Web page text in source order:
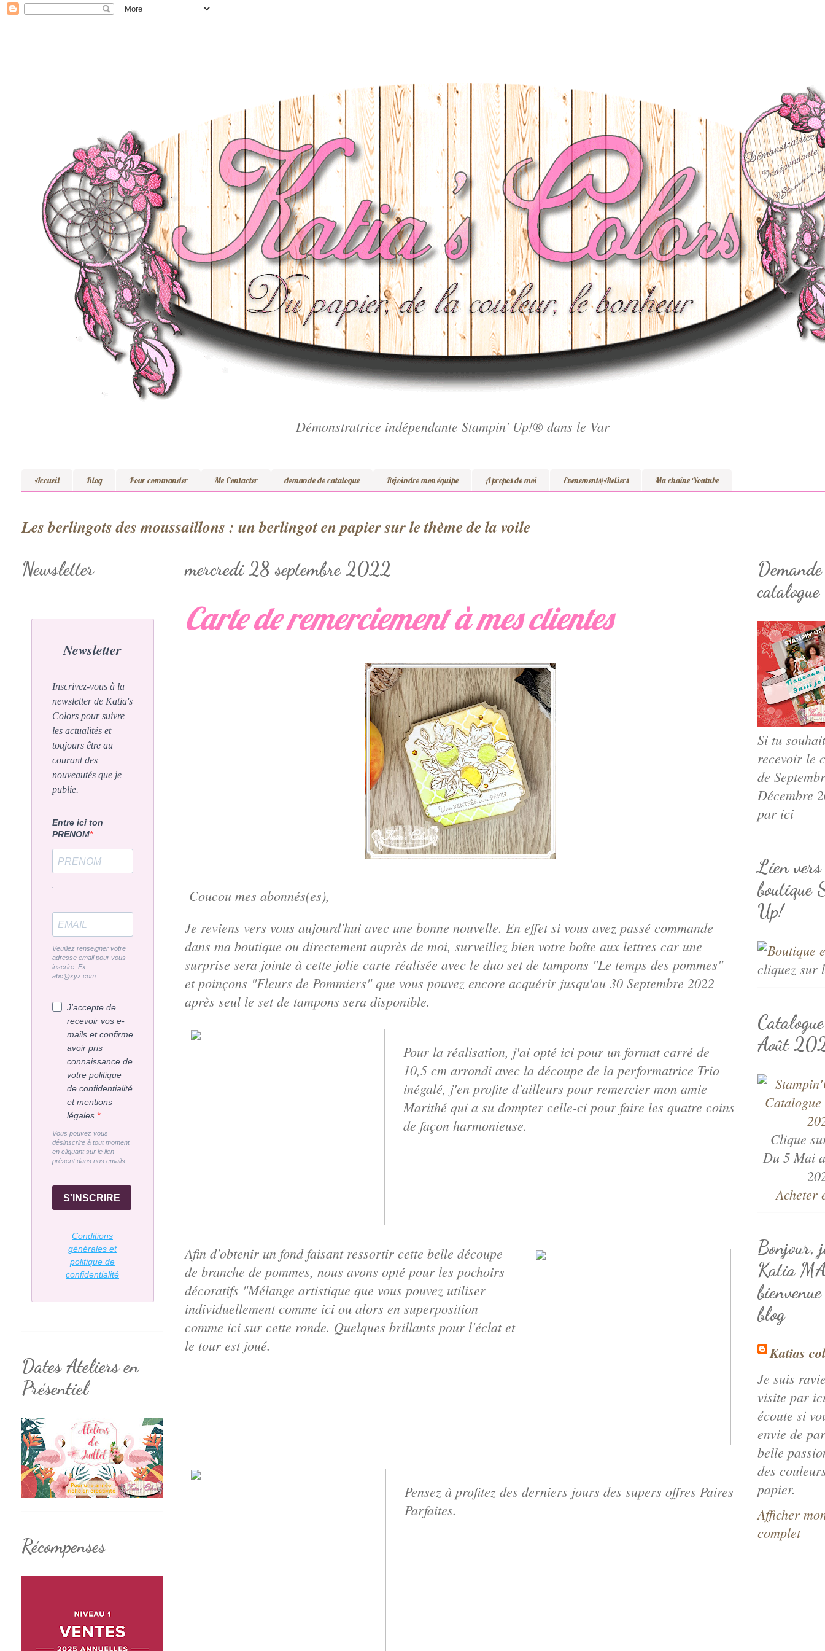
Démonstratrice indépendante Stampin' Up!® dans le Var
Accueil Blog Pour commander Me Contacter demande de catalogue Rejoindre mon équipe A propos de moi Evenements/Ateliers Ma chaîne Youtube
Les berlingots des moussaillons : un berlingot en papier sur le thème de la voile
mercredi 28 septembre 2022
Carte de remerciement à mes clientes
Coucou mes abonnés(es),
Je reviens vers vous aujourd'hui avec une bonne nouvelle. En effet si vous avez passé commande
dans ma boutique ou directement auprès de moi, surveillez bien votre boîte aux lettres car une
surprise sera jointe à cette jolie carte réalisée avec le duo set de tampons "Le temps des pommes"
et poinçons "Fleurs de Pommiers" que vous pouvez encore acquérir jusqu'au 30 Septembre 2022
après seul le set de tampons sera disponible.
Pour la réalisation, j'ai opté ici pour un format carré de
10,5 cm arrondi avec la découpe de la performatrice Trio
inégalé, j'en profite d'ailleurs pour remercier mon amie
Marithé qui a su dompter celle-ci pour faire les quatre coins
de façon harmonieuse.
Afin d'obtenir un fond faisant ressortir cette belle découpe
de branche de pommes, nous avons opté pour les pochoirs
décoratifs "Mélange artistique que vous pouvez utiliser
individuellement comme ici ou alors en superposition
comme ici sur cette ronde. Quelques brillants pour l'éclat et
le tour est joué.
Pensez à profitez des derniers jours des supers offres Paires
Parfaites.
Newsletter
Newsletter
Inscrivez-vous à la
newsletter de Katia's
Colors pour suivre
les actualités et
toujours être au
courant des
nouveautés que je
publie.
Entre ici ton
PRENOM
Veuillez renseigner votre
adresse email pour vous
inscrire. Ex. :
abc@xyz.com
J'accepte de
recevoir vos e-
mails et confirme
avoir pris
connaissance de
votre politique
de confidentialité
et mentions
légales.
Vous pouvez vous
désinscrire à tout moment
en cliquant sur le lien
présent dans nos emails.
S'INSCRIRE
Conditions
générales et
politique de
confidentialité
Dates Ateliers en
Présentiel
Récompenses
catalogue
Si tu
recevoir le
de
Décembre
par ici
Lien
boutique
Up!
cliquez sur
Août
Clique
Du 5 Mai
Acheter
Bonjour,
Katia
blog
Katias
Je suis
visite par
écoute si
envie de
belle
des
papier.
Afficher
complet